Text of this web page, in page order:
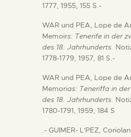
1777, 1955, 155 S.-
WAR und PEA, Lope de
Memoirs: Tenerife in der
des 18. Jahrhunderts.
1778-1779, 1957, 81 S.-
WAR und PEA, Lope de
Memorias: Teneriffa in
des 18. Jahrhunderts.
1780-1791, 1959, 184 S
.- GUIMER- L'PEZ,